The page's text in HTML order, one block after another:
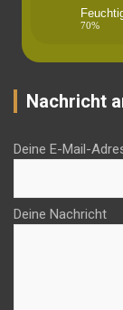
70%
Nachricht
Deine E-Mail-
Deine Nachricht